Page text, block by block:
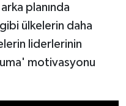
planında
ülkelerin daha
liderlerinin
motivasyonu